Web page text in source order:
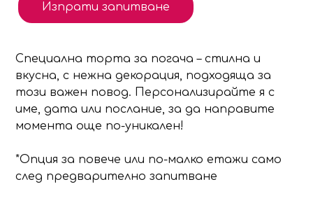
Изпрати запитване
Специална торта за погача – стилна и
вкусна, с нежна декорация, подходяща за
този важен повод. Персонализирайте я с
име, дата или послание, за да направите
момента още по-уникален!
*Oпция за повече или по-малко етажи само
след предварително запитване